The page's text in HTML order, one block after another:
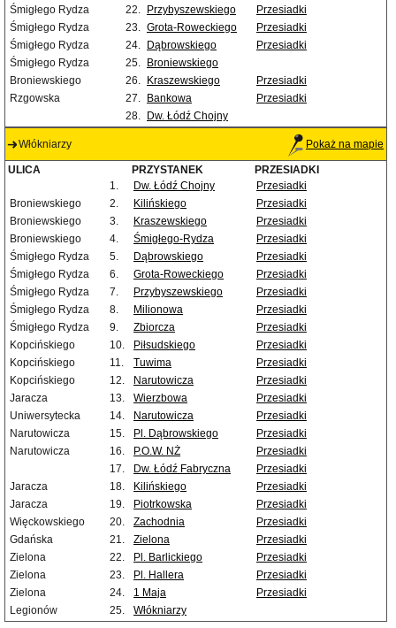
Śmigłego Rydza
22. Przybyszewskiego
Przesiadki
Śmigłego Rydza
23. Grota-Roweckiego
Przesiadki
Śmigłego Rydza
24. Dąbrowskiego
Przesiadki
Śmigłego Rydza
25.
Broniewskiego
Broniewskiego
26. Kraszewskiego
Przesiadki
Rzgowska
27. Bankowa
Przesiadki
28.
Dw. Łódź Chojny
Włókniarzy Pokaż na mapie
ULICA PRZYSTANEK
PRZESIADKI
1.
Dw. Łódź Chojny
Przesiadki
Broniewskiego
2. Kilińskiego
Przesiadki
Broniewskiego
3. Kraszewskiego
Przesiadki
Broniewskiego
4. Śmigłego-Rydza
Przesiadki
Śmigłego Rydza
5. Dąbrowskiego
Przesiadki
Śmigłego Rydza
6. Grota-Roweckiego
Przesiadki
Śmigłego Rydza
7. Przybyszewskiego
Przesiadki
Śmigłego Rydza
8. Milionowa
Przesiadki
Śmigłego Rydza
9. Zbiorcza
Przesiadki
Kopcińskiego
10. Piłsudskiego
Przesiadki
Kopcińskiego
11. Tuwima
Przesiadki
Kopcińskiego
12. Narutowicza
Przesiadki
Jaracza
13. Wierzbowa
Przesiadki
Uniwersytecka
14. Narutowicza
Przesiadki
Narutowicza
15. Pl. Dąbrowskiego
Przesiadki
Narutowicza
16. P.O.W. NŻ
Przesiadki
17.
Dw. Łódź Fabryczna
Przesiadki
Jaracza
18. Kilińskiego
Przesiadki
Jaracza
19. Piotrkowska
Przesiadki
Więckowskiego
20. Zachodnia
Przesiadki
Gdańska
21. Zielona
Przesiadki
Zielona
22. Pl. Barlickiego
Przesiadki
Zielona
23. Pl. Hallera
Przesiadki
Zielona
24. 1 Maja
Przesiadki
Legionów
25. Włókniarzy